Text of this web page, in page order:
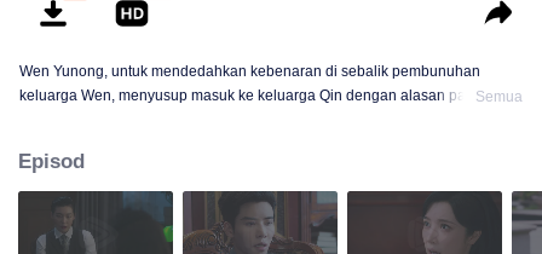
Wen Yunong, untuk mendedahkan kebenaran di sebalik pembunuhan
keluarga Wen, menyusup masuk ke keluarga Qin dengan alasan palsu.
menghadapi halangan berulang kali ketika Qin Kewen kembali dengan
sumpah untuk balas dendam, bertekad untuk mendedahkan Wen Yunong
sebagai penipuan cinta. Walaupun sikap mereka bermusuh, emosi mereka
semakin mendalam dengan setiap pertemuan.
Semua
Episod